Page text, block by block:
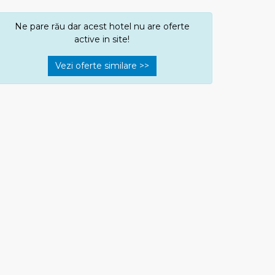
Ne pare rău dar acest hotel nu are oferte
active in site!
Vezi oferte similare >>